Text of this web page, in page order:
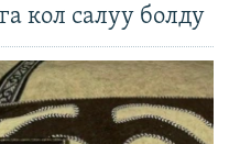
кол салуу болду